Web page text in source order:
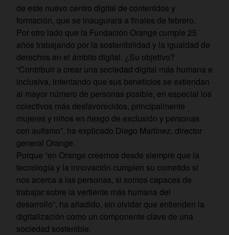
de este nuevo centro digital de contenidos y
formación, que se inaugurará a finales de febrero.
Por otro lado que la Fundación Orange cumple 25
años trabajando por la sostenibilidad y la igualdad de
derechos en el ámbito digital. ¿Su objetivo?
“Contribuir a crear una sociedad digital más humana e
inclusiva, intentando que sus beneficios se extiendan
al mayor número de personas posible, en especial los
colectivos más desfavorecidos, principalmente
mujeres y niños en riesgo de exclusión y personas
con autismo”, ha explicado Diego Martínez, director
general Orange.
Porque “en Orange creemos desde siempre que la
tecnología y la innovación cumplen su cometido si
nos acerca a las personas, si somos capaces de
trabajar sobre la vertiente más humana del
desarrollo”, ha añadido, sin olvidar que entienden la
digitalización como un componente clave de una
sociedad sostenible.